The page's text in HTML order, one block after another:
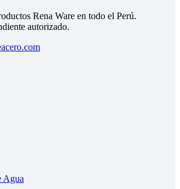
Rena Ware en todo el Perú.
autorizado.
Agua